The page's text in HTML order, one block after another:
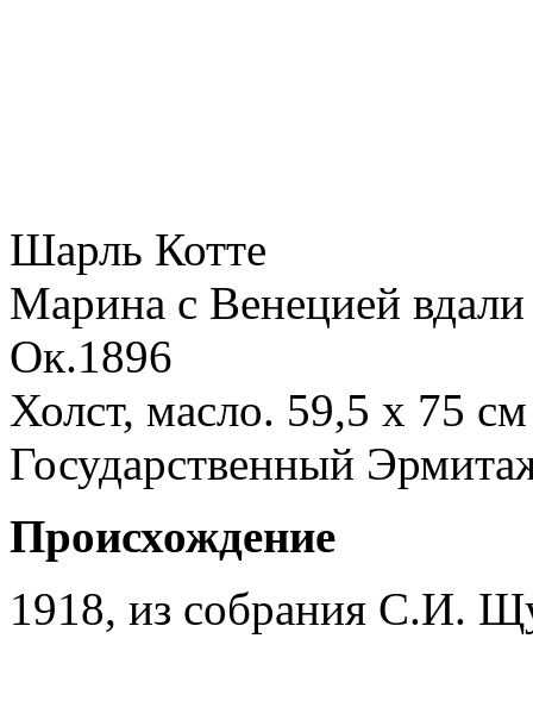
Шарль Котте
Марина с Венецией
Ок.1896
Холст, масло. 59,5 х 75 см
Государственный
Происхождение
1918, из собрания С.И.